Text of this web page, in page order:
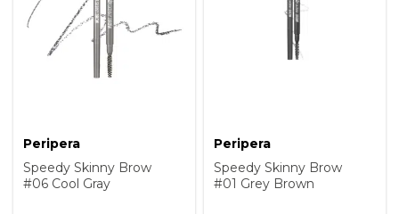
Peripera
Speedy Skinny Brow
#06 Cool Gray
Peripera
Speedy Skinny Brow
#01 Grey Brown